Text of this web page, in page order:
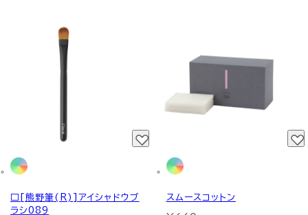
□[熊野筆(R)]アイシャドウブ
ラシ089
スムースコットン